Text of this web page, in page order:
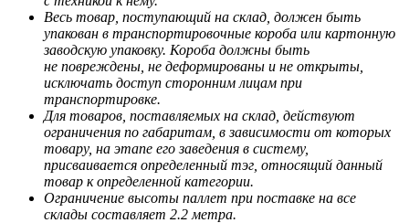
Весь товар, поступающий на склад, должен быть
упакован в транспортировочные короба или картонную
заводскую упаковку. Короба должны быть
не повреждены, не деформированы и не открыты,
исключать доступ сторонним лицам при
транспортировке.
Для товаров, поставляемых на склад, действуют
ограничения по габаритам, в зависимости от которых
товару, на этапе его заведения в систему,
присваивается определенный тэг, относящий данный
товар к определенной категории.
Ограничение высоты паллет при поставке на все
склады составляет 2.2 метра.